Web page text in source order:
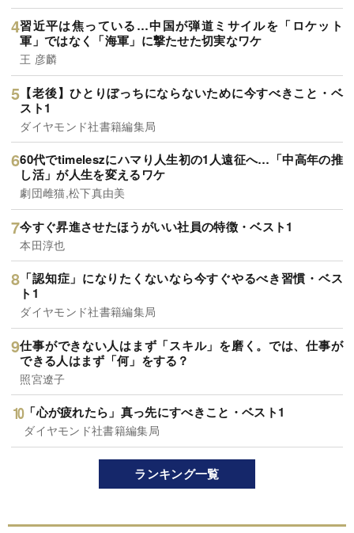
習近平は焦っている…中国が弾道ミサイルを「ロケット
軍」ではなく「海軍」に撃たせた切実なワケ
王 彦麟
【老後】ひとりぼっちにならないために今すべきこと・ベ
スト1
ダイヤモンド社書籍編集局
60代でtimeleszにハマり人生初の1人遠征へ…「中高年の推
し活」が人生を変えるワケ
劇団雌猫,松下真由美
今すぐ昇進させたほうがいい社員の特徴・ベスト1
本田淳也
「認知症」になりたくないなら今すぐやるべき習慣・ベス
ト1
ダイヤモンド社書籍編集局
仕事ができない人はまず「スキル」を磨く。では、仕事が
できる人はまず「何」をする？
照宮遼子
「心が疲れたら」真っ先にすべきこと・ベスト1
ダイヤモンド社書籍編集局
ランキング一覧